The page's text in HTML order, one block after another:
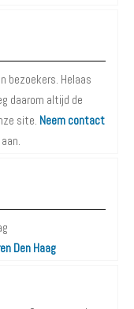
bezoekers. Helaas
daarom altijd de
site. Neem contact
Den Haag